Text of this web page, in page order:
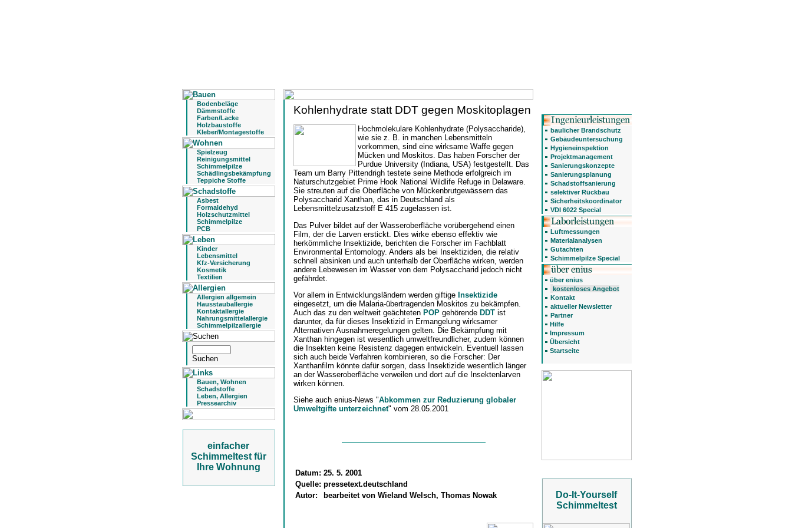
Bodenbeläge
Dämmstoffe
Farben/Lacke
Holzbaustoffe
Kleber/Montagestoffe
Spielzeug
Reinigungsmittel
Schimmelpilze
Schädlingsbekämpfung
Teppiche Stoffe
Asbest
Formaldehyd
Holzschutzmittel
Schimmelpilze
PCB
Kinder
Lebensmittel
Kfz-Versicherung
Kosmetik
Textilien
Allergien allgemein
Hausstauballergie
Kontaktallergie
Nahrungsmittelallergie
Schimmelpilzallergie
Bauen, Wohnen
Schadstoffe
Leben, Allergien
Pressearchiv
einfacher
Schimmeltest für
Ihre Wohnung
Kohlenhydrate statt DDT gegen Moskitoplagen
Hochmolekulare Kohlenhydrate (Polysaccharide),
wie sie z. B. in manchen Lebensmitteln
vorkommen, sind eine wirksame Waffe gegen
Mücken und Moskitos. Das haben Forscher der
Purdue University (Indiana, USA) festgestellt. Das
Team um Barry Pittendrigh testete seine Methode erfolgreich im
Naturschutzgebiet Prime Hook National Wildlife Refuge in Delaware.
Sie streuten auf die Oberfläche von Mückenbrutgewässern das
Polysaccharid Xanthan, das in Deutschland als
Lebensmittelzusatzstoff E 415 zugelassen ist.
Das Pulver bildet auf der Wasseroberfläche vorübergehend einen
Film, der die Larven erstickt. Dies wirke ebenso effektiv wie
herkömmliche Insektizide, berichten die Forscher im Fachblatt
Environmental Entomology. Anders als bei Insektiziden, die relativ
schnell absinken und auch unterhalb der Oberfläche wirken, werden
andere Lebewesen im Wasser von dem Polysaccharid jedoch nicht
gefährdet.
Vor allem in Entwicklungsländern werden giftige Insektizide
eingesetzt, um die Malaria-übertragenden Moskitos zu bekämpfen.
Auch das zu den weltweit geächteten POPgehörende DDTist
darunter, da für dieses Insektizid in Ermangelung wirksamer
Alternativen Ausnahmeregelungen gelten. Die Bekämpfung mit
Xanthan hingegen ist wesentlich umweltfreundlicher, zudem können
die Insekten keine Resistenz dagegen entwickeln. Eventuell lassen
sich auch beide Verfahren kombinieren, so die Forscher: Der
Xanthanfilm könnte dafür sorgen, dass Insektizide wesentlich länger
an der Wasseroberfläche verweilen und dort auf die Insektenlarven
wirken können.
Siehe auch enius-News "Abkommen zur Reduzierung globaler
Umweltgifte unterzeichnet" vom 28.05.2001
Datum: 25. 5. 2001
Quelle: pressetext.deutschland
Autor:
bearbeitet von Wieland Welsch, Thomas Nowak
baulicher Brandschutz
Gebäudeuntersuchung
Hygieneinspektion
Projektmanagement
Sanierungskonzepte
Sanierungsplanung
Schadstoffsanierung
selektiver Rückbau
Sicherheitskoordinator
VDI 6022 Special
Luftmessungen
Materialanalysen
Gutachten
Schimmelpilze Special
über enius
kostenloses Angebot
Kontakt
aktueller Newsletter
Partner
Hilfe
Impressum
Übersicht
Startseite
Do-It-Yourself
Schimmeltest